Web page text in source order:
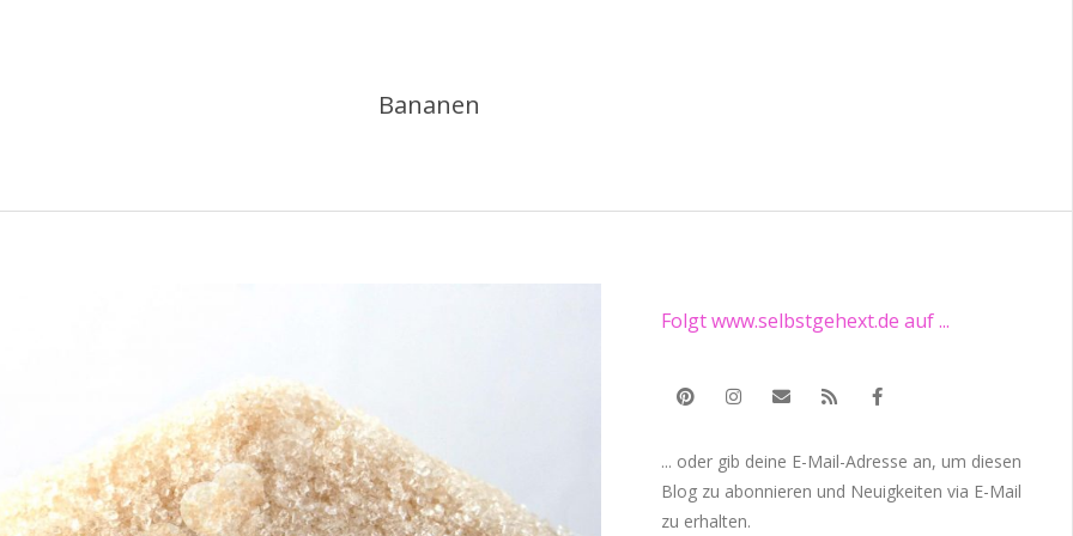
Bananen
Folgt www.selbstgehext.de auf ...
... oder gib deine E-Mail-Adresse an, um diesen
Blog zu abonnieren und Neuigkeiten via E-Mail
zu erhalten.